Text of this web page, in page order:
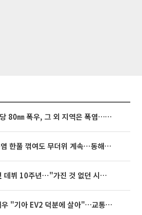
동해안은 시간당 80㎜ 폭우, 그 외 지역은 폭염…‘극과 극 날씨’
[내일 날씨] 폭염 한풀 꺾여도 무더위 계속⋯동해안 이틀 연속 비
임영웅, 어느덧 데뷔 10주년⋯"가진 것 없던 시절, 내 앞엔 20명의 팬뿐"
'굿 윌 헌팅' 배우 "기아 EV2 덕분에 살아"…교통사고 후 안전성 극찬